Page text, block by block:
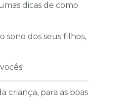
dicas de como
sono dos seus filhos,
criança, para as boas